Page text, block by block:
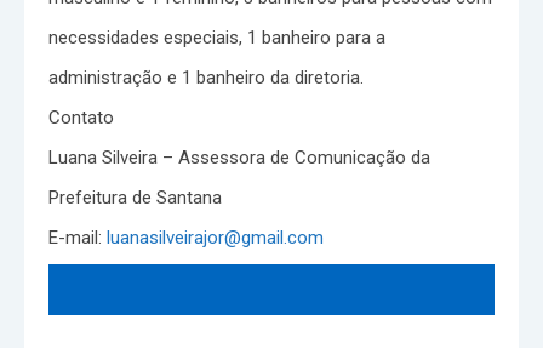
necessidades especiais, 1 banheiro para a
administração e 1 banheiro da diretoria.
Contato
Luana Silveira – Assessora de Comunicação da
Prefeitura de Santana
E-mail: luanasilveirajor@gmail.com